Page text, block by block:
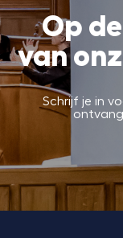
Op
van
Schrijf je in